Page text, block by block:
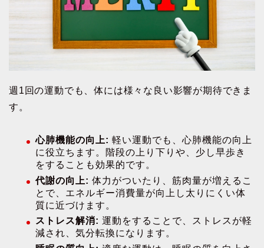
週1回の運動でも、体には様々な良い影響が期待できま
す。
心肺機能の向上: 軽い運動でも、心肺機能の向上
に役立ちます。階段の上り下りや、少し早歩き
をすることも効果的です。
代謝の向上: 体力がついたり、筋肉量が増えるこ
とで、エネルギー消費量が向上し太りにくい体
質に近づけます。
ストレス解消: 運動をすることで、ストレスが軽
減され、気分転換になります。